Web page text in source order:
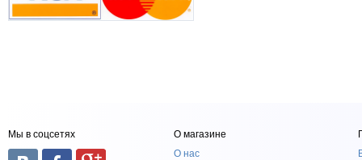
Мы в соцсетях
О магазине
О нас